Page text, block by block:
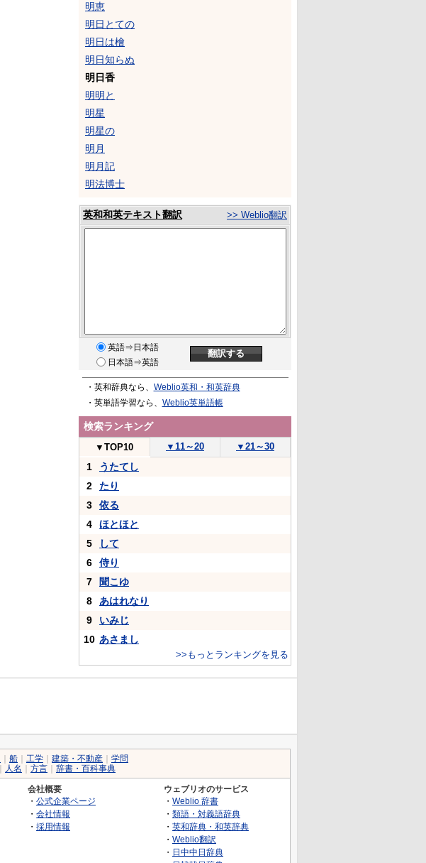
明恵
明日とての
明日は檜
明日知らぬ
明日香
明明と
明星
明星の
明月
明月記
明法博士
英和和英テキスト翻訳 >> Weblio翻訳
英語⇒日本語
日本語⇒英語
・英和辞典なら、 Weblio英和・和英辞典
・英単語学習なら、 Weblio英単語帳
検索ランキング
▼ TOP10 ▼ 11～20 ▼ 21～30
1
うたてし
2
たり
3
依る
4
ほとほと
5
して
6
侍り
7
聞こゆ
8
あはれなり
9
いみじ
10 あさまし
>>もっとランキングを見る
船 工学 建築・不動産
学問
人名 方言 辞書・百科事典
会社概要
・ 公式企業ページ
・ 会社情報
・ 採用情報
ウェブリオのサービス
・ Weblio 辞書
・ 類語・対義語辞典
・ 英和辞典・和英辞典
・ Weblio翻訳
・ 日中中日辞典